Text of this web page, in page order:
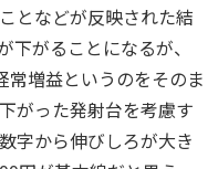
となどが反映された結
下がることになるが、
常増益というのをそのま
がった発射台を考慮す
字から伸びしろが大き